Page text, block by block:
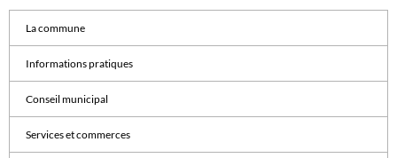
La commune
Informations pratiques
Conseil municipal
Services et commerces